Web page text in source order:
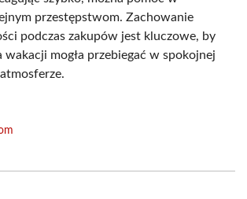
przestępstwom. Zachowanie
podczas zakupów jest kluczowe, by
mogła przebiegać w spokojnej